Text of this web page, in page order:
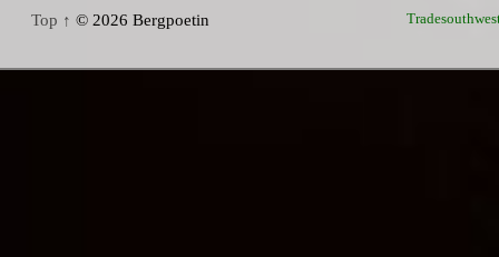
Top ↑ © 2026 Bergpoetin